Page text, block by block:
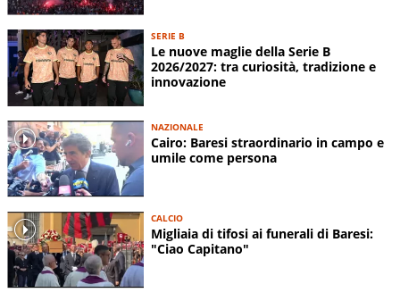
SERIE B
Le nuove maglie della Serie B
2026/2027: tra curiosità, tradizione e
innovazione
NAZIONALE
Cairo: Baresi straordinario in campo e
umile come persona
CALCIO
Migliaia di tifosi ai funerali di Baresi:
"Ciao Capitano"